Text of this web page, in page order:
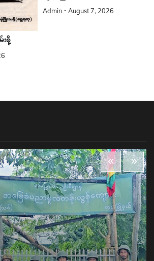
းစို့
Admin August 7, 2026